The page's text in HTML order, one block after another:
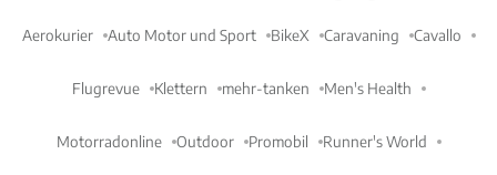
Aerokurier Auto Motor und Sport BikeX Caravaning Cavallo
Flugrevue Klettern mehr-tanken Men's Health
Motorradonline Outdoor Promobil Runner's World